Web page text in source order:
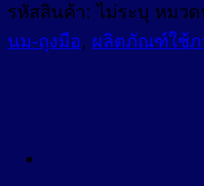
รหัสสินค้า:ไม่ระบุ หมวด
นม-ถุงมือ, ผลิตภัณฑ์ใช้ภ